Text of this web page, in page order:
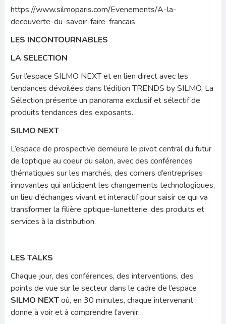
https://www.silmoparis.com/Evenements/A-la-
decouverte-du-savoir-faire-francais
LES INCONTOURNABLES
LA SELECTION
Sur l’espace SILMO NEXT et en lien direct avec les
tendances dévoilées dans l’édition TRENDS by SILMO, La
Sélection présente un panorama exclusif et sélectif de
produits tendances des exposants.
SILMO NEXT
L’espace de prospective demeure le pivot central du futur
de l’optique au coeur du salon, avec des conférences
théma­tiques sur les marchés, des corners d’entreprises
innovantes qui anticipent les changements technologiques,
un lieu d’échanges vivant et interactif pour saisir ce qui va
transformer la filière optique-lunetterie, des produits et
services à la distribution.
LES TALKS
Chaque jour, des conférences, des interventions, des
points de vue sur le secteur dans le cadre de l’espace
SILMO NEXToù, en 30 minutes, chaque intervenant
donne à voir et à comprendre l’avenir…